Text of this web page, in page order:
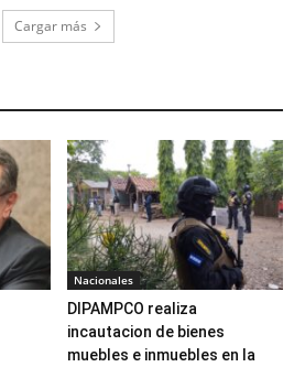
Cargar más
Nacionales
DIPAMPCO realiza
incautacion de bienes
muebles e inmuebles en la